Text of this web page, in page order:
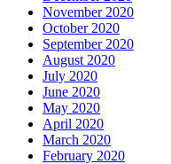
November 2020
October 2020
September 2020
August 2020
July 2020
June 2020
May 2020
April 2020
March 2020
February 2020